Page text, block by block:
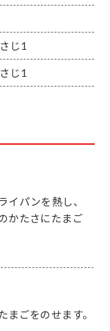
じ1
じ1
イパンを熱し、
かたさにたまご
まごをのせます。